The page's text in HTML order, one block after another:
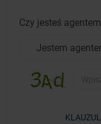
Czy jesteś